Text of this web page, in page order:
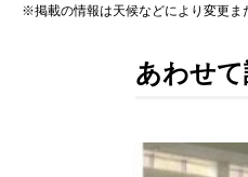
※掲載の情報は天候などにより変更ま
あわせ